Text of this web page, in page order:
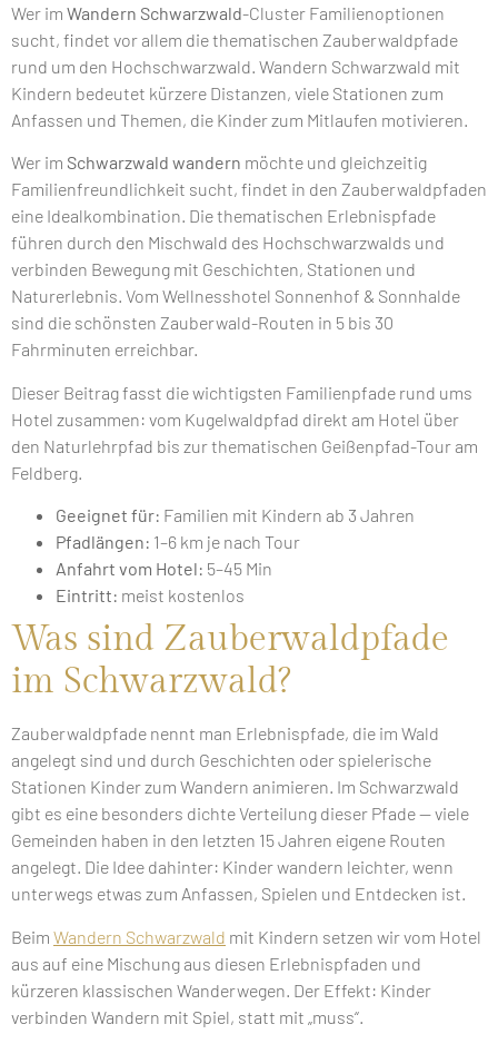
Wer im Wandern Schwarzwald-Cluster Familienoptionen
sucht, findet vor allem die thematischen Zauberwaldpfade
rund um den Hochschwarzwald. Wandern Schwarzwald mit
Kindern bedeutet kürzere Distanzen, viele Stationen zum
Anfassen und Themen, die Kinder zum Mitlaufen motivieren.
Wer im Schwarzwald wandern möchte und gleichzeitig
Familienfreundlichkeit sucht, findet in den Zauberwaldpfaden
eine Idealkombination. Die thematischen Erlebnispfade
führen durch den Mischwald des Hochschwarzwalds und
verbinden Bewegung mit Geschichten, Stationen und
Naturerlebnis. Vom Wellnesshotel Sonnenhof & Sonnhalde
sind die schönsten Zauberwald-Routen in 5 bis 30
Fahrminuten erreichbar.
Dieser Beitrag fasst die wichtigsten Familienpfade rund ums
Hotel zusammen: vom Kugelwaldpfad direkt am Hotel über
den Naturlehrpfad bis zur thematischen Geißenpfad-Tour am
Feldberg.
Geeignet für: Familien mit Kindern ab 3 Jahren
Pfadlängen: 1–6 km je nach Tour
Anfahrt vom Hotel: 5–45 Min
Eintritt: meist kostenlos
Was sind Zauberwaldpfade
im Schwarzwald?
Zauberwaldpfade nennt man Erlebnispfade, die im Wald
angelegt sind und durch Geschichten oder spielerische
Stationen Kinder zum Wandern animieren. Im Schwarzwald
gibt es eine besonders dichte Verteilung dieser Pfade — viele
Gemeinden haben in den letzten 15 Jahren eigene Routen
angelegt. Die Idee dahinter: Kinder wandern leichter, wenn
unterwegs etwas zum Anfassen, Spielen und Entdecken ist.
Beim Wandern Schwarzwald mit Kindern setzen wir vom Hotel
aus auf eine Mischung aus diesen Erlebnispfaden und
kürzeren klassischen Wanderwegen. Der Effekt: Kinder
verbinden Wandern mit Spiel, statt mit „muss“.